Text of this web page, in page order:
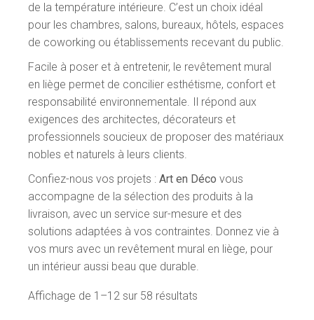
de la température intérieure. C’est un choix idéal
pour les chambres, salons, bureaux, hôtels, espaces
de coworking ou établissements recevant du public.
Facile à poser et à entretenir, le revêtement mural
en liège permet de concilier esthétisme, confort et
responsabilité environnementale. Il répond aux
exigences des architectes, décorateurs et
professionnels soucieux de proposer des matériaux
nobles et naturels à leurs clients.
Confiez-nous vos projets :Art en Déco vous
accompagne de la sélection des produits à la
livraison, avec un service sur-mesure et des
solutions adaptées à vos contraintes. Donnez vie à
vos murs avec un revêtement mural en liège, pour
un intérieur aussi beau que durable.
Affichage de 1–12 sur 58 résultats